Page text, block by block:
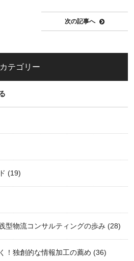
次の記事へ
カテゴリー
(19)
型物流コンサルティングの歩み (28)
！独創的な情報加工の薦め (36)